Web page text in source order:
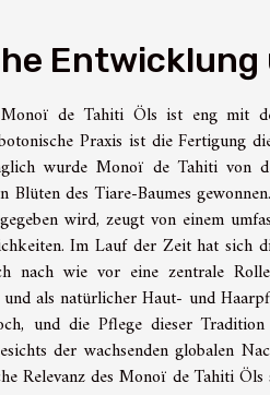
Entwicklung
de Tahiti Öls ist eng mit
Praxis ist die Fertigung
wurde Monoï de Tahiti von
Blüten des Tiare-Baumes
wird, zeugt von einem
Im Lauf der Zeit hat sich
nach wie vor eine zentrale
als natürlicher Haut- und
und die Pflege dieser
der wachsenden globalen
Relevanz des Monoï de Tahiti